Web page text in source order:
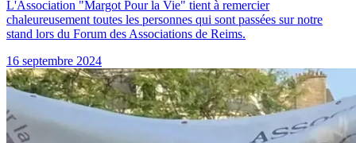
L'Association "Margot Pour la Vie" tient à remercier
chaleureusement toutes les personnes qui sont passées sur notre
stand lors du Forum des Associations de Reims.
16 septembre 2024